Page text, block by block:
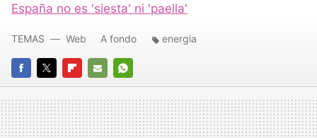
España no es 'siesta' ni 'paella'
FACEBOOK
TWITTERFLIPBOARD
E-
MAIL
WHATSAPP
TEMAS Web A fondo energia